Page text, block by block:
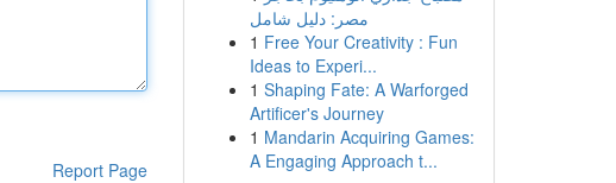
Report Page
مصر: دليل شامل
1 Free Your Creativity : Fun
Ideas to Experi...
1 Shaping Fate: A Warforged
Artificer's Journey
1 Mandarin Acquiring Games:
A Engaging Approach t...